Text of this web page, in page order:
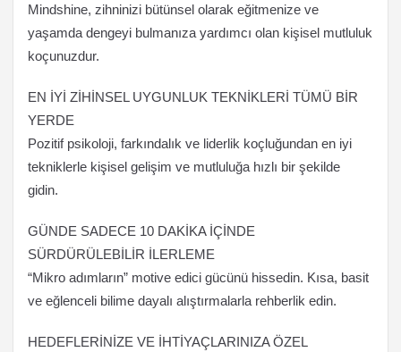
Mindshine, zihninizi bütünsel olarak eğitmenize ve
yaşamda dengeyi bulmanıza yardımcı olan kişisel mutluluk
koçunuzdur.
EN İYİ ZİHİNSEL UYGUNLUK TEKNİKLERİ TÜMÜ BİR
YERDE
Pozitif psikoloji, farkındalık ve liderlik koçluğundan en iyi
tekniklerle kişisel gelişim ve mutluluğa hızlı bir şekilde
gidin.
GÜNDE SADECE 10 DAKİKA İÇİNDE
SÜRDÜRÜLEBİLİR İLERLEME
“Mikro adımların” motive edici gücünü hissedin. Kısa, basit
ve eğlenceli bilime dayalı alıştırmalarla rehberlik edin.
HEDEFLERİNİZE VE İHTİYAÇLARINIZA ÖZEL